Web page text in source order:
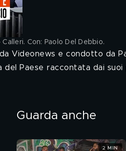
Calleri. Con: Paolo Del Debbio.
Videonews e condotto da
del Paese raccontata dai
Guarda anche
2 MIN